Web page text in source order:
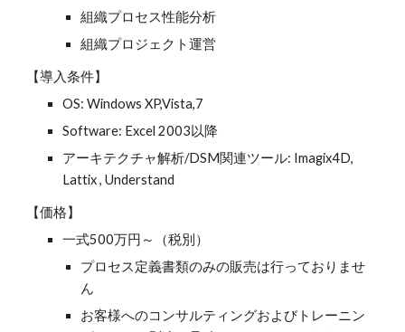
組織プロセス性能分析
組織プロジェクト運営
【導入条件】
OS: Windows XP,Vista,7
Software: Excel 2003以降
アーキテクチャ解析/DSM関連ツール: Imagix4D,
Lattix , Understand
【価格】
一式500万円～（税別）
プロセス定義書類のみの販売は行っておりませ
ん
お客様へのコンサルティングおよびトレーニン